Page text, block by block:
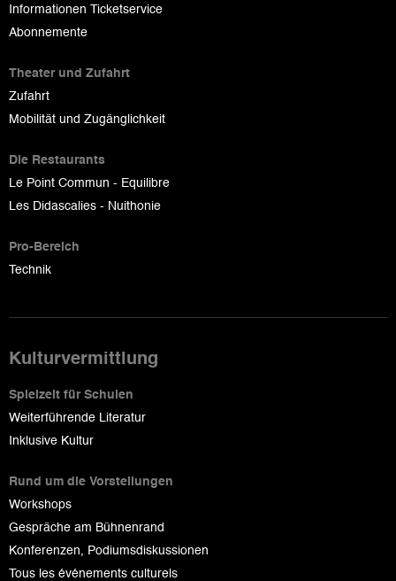
Informationen Ticketservice
Abonnemente
Theater und Zufahrt
Zufahrt
Mobilität und Zugänglichkeit
Die Restaurants
Le Point Commun - Equilibre
Les Didascalies - Nuithonie
Pro-Bereich
Technik
Kulturvermittlung
Spielzeit für Schulen
Weiterführende Literatur
Inklusive Kultur
Rund um die Vorstellungen
Workshops
Gespräche am Bühnenrand
Konferenzen, Podiumsdiskussionen
Tous les événements culturels